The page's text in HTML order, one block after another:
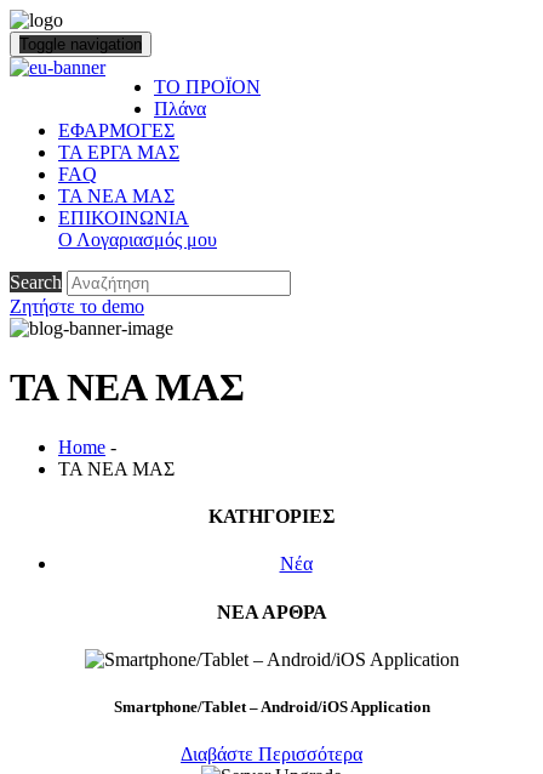
Toggle navigation
ΤΟ ΠΡΟΪΟΝ
Πλάνα
ΕΦΑΡΜΟΓΕΣ
ΤΑ ΕΡΓΑ ΜΑΣ
FAQ
ΤΑ ΝΕΑ ΜΑΣ
ΕΠΙΚΟΙΝΩΝΙΑ
Ο Λογαριασμός μου
Search
Ζητήστε το demo
ΤΑ ΝΕΑ ΜΑΣ
Home -
ΤΑ ΝΕΑ ΜΑΣ
ΚΑΤΗΓΟΡΙΕΣ
Νέα
ΝΕΑ ΑΡΘΡΑ
Smartphone/Tablet – Android/iOS Application
Διαβάστε Περισσότερα